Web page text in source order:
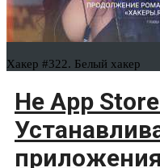
Хакер #322. Белый хакер
Не App